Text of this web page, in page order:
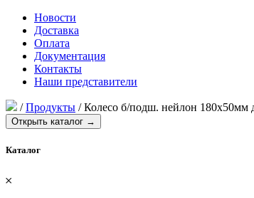
Новости
Доставка
Оплата
Документация
Контакты
Наши представители
/Продукты /Колесо б/подш. нейлон 180х50мм
Открыть каталог →
Каталог
𐄂